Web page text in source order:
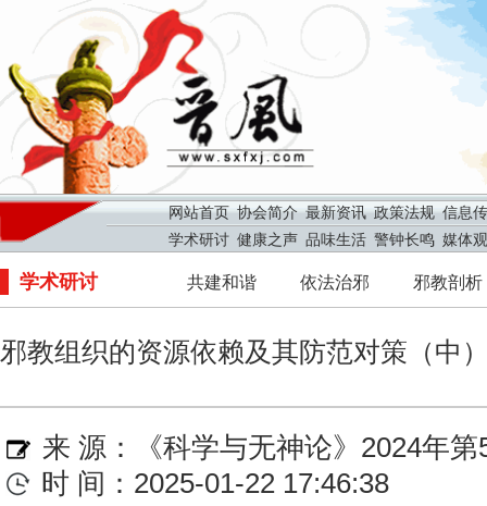
网站首页 协会简介 最新资讯 政策法规 信息
学术研讨 健康之声 品味生活 警钟长鸣 媒体
学术研讨 共建和谐 依法治邪 邪教剖析
邪教组织的资源依赖及其防范对策（中
来 源：
《科学与无神论》2024年第
时 间：2025-01-22 17:46:38